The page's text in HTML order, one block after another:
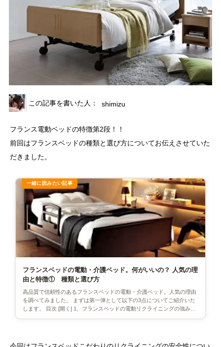
この記事を書いた人： shimizu
フランス電動ベッドの特徴第2段！！
前回はフランスベッドの種類と選び方についてお伝えさせていた
だきました。
フランスベッドの電動・介護ベッド。何がいいの？ 人気の理
由と特徴① 種類と選び方
高品質で信頼性のあるフランスベッドの電動・介護ベッド。人気の理由
を調べてみました。 まずは第一弾として以下の3点についてご紹介いた
します。 目次 [開く] 1、フランスベッドの電動リクライニングの強みと